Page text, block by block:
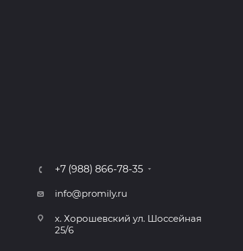
+7 (988) 866-78-35
info@promily.ru
х. Хорошевский ул. Шоссейная
25/6